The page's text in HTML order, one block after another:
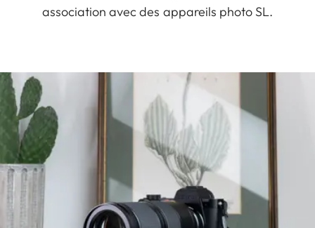
association avec des appareils photo SL.